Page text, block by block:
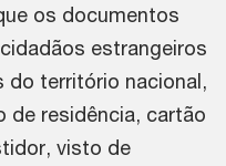
os documentos
estrangeiros
do território nacional,
de residência, cartão
visto de